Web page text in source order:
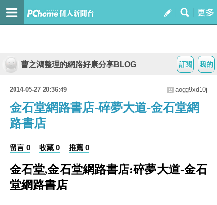
我的
訂閱
曹之鴻整理的網路好康分享BLOG
2014-05-27 20:36:49 aogg9xd10j
金石堂網路書店-碎夢大道-金石堂網
路書店
留言 0 收藏 0 推薦 0
金石堂,金石堂網路書店:碎夢大道-金石
堂網路書店